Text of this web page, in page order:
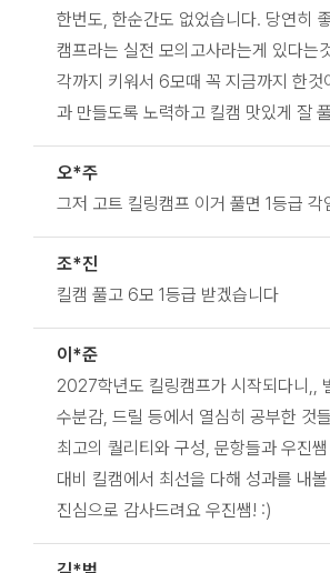
한번도, 한순간도 없었습니다. 당연히
캠프라는 실전 모의고사라는게 있다는
각까지 키워서 6모때 꼭 지금까지 한
과 만들도록 노력하고 킬캠 맛있게 잘
오*주
그저 고트 킬링캠프 이거 풀면 1등급 각
조*진
킬캠 풀고 6모 1등급 받겠습니다
이*준
2027학년도 킬링캠프가 시작되다니,,
수분감, 드릴 등에서 열심히 공부한 것
최고의 퀄리티와 구성, 문항들과 우진
대비 킬캠에서 최선을 다해 성과를 내
진심으로 감사드려요 우진쌤! :)